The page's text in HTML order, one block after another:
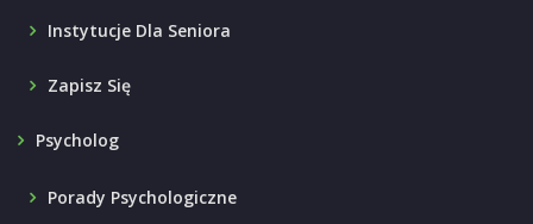
Instytucje Dla Seniora
Zapisz Się
Psycholog
Porady Psychologiczne